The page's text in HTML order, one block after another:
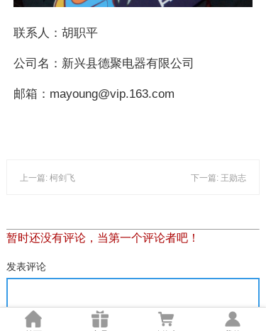
联系人：胡职平
公司名：新兴县德聚电器有限公司
邮箱：mayoung@vip.163.com
上一篇: 柯剑飞 下一篇: 王勋志
暂时还没有评论，当第一个评论者吧！
发表评论